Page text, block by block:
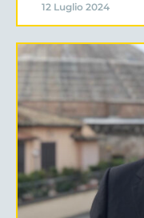
12 Luglio 2024